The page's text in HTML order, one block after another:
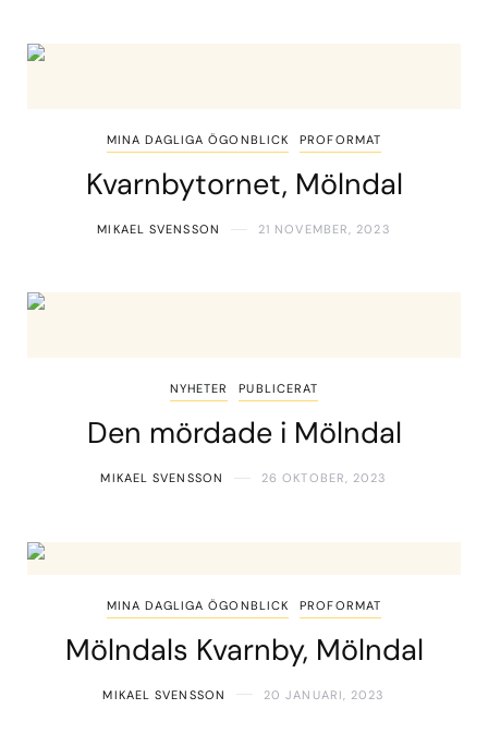
MINA DAGLIGA ÖGONBLICK PROFORMAT
Kvarnbytornet, Mölndal
MIKAEL SVENSSON 21 NOVEMBER, 2023
NYHETER PUBLICERAT
Den mördade i Mölndal
MIKAEL SVENSSON 26 OKTOBER, 2023
MINA DAGLIGA ÖGONBLICK PROFORMAT
Mölndals Kvarnby, Mölndal
MIKAEL SVENSSON 20 JANUARI, 2023